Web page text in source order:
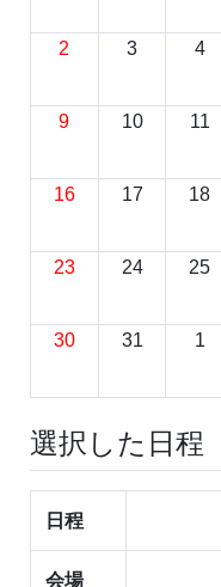
2 3 4
9 10 11
16 17 18
23 24 25
30 31 1
選択した日程
日程
会場